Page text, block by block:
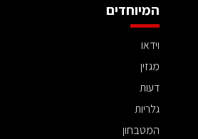
המיוחדים
וידאו
מגזין
דעות
גלריות
המטבחון